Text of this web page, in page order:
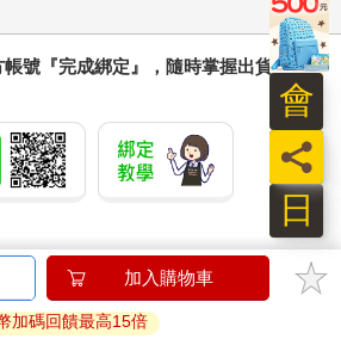
號『完成綁定』，隨時掌握出貨動
操作ATM! 如接獲電話要求您前往
指示，以免受騙上當！
加入購物車
加碼回饋最高15倍
日
員
會